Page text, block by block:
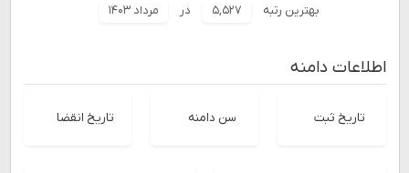
بهترین رتبه ۵,۵۲۷ در مرداد ۱۴۰۳
اطلاعات دامنه
تاریخ ثبت سن دامنه تاریخ انقضا